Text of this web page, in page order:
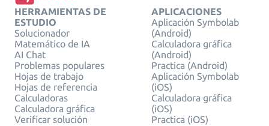
HERRAMIENTAS DE
ESTUDIO
Solucionador
Matemático de IA
AI Chat
Problemas populares
Hojas de trabajo
Hojas de referencia
Calculadoras
Calculadora gráfica
Verificar solución
APLICACIONES
Aplicación Symbolab
(Android)
Calculadora gráfica
(Android)
Practica (Android)
Aplicación Symbolab
(iOS)
Calculadora gráfica
(iOS)
Practica (iOS)